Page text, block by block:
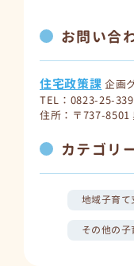
お問い合
住宅政策課 企画
TEL：0823-25-
住所：〒737-
カテゴリ
地域子育て
その他の